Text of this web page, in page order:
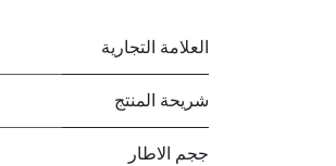
العلامة التجارية
شريحة المنتج
ججم الاطار